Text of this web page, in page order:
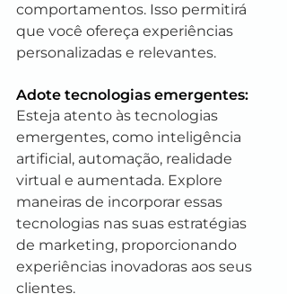
comportamentos. Isso permitirá
que você ofereça experiências
personalizadas e relevantes.
Adote tecnologias emergentes:
Esteja atento às tecnologias
emergentes, como inteligência
artificial, automação, realidade
virtual e aumentada. Explore
maneiras de incorporar essas
tecnologias nas suas estratégias
de marketing, proporcionando
experiências inovadoras aos seus
clientes.